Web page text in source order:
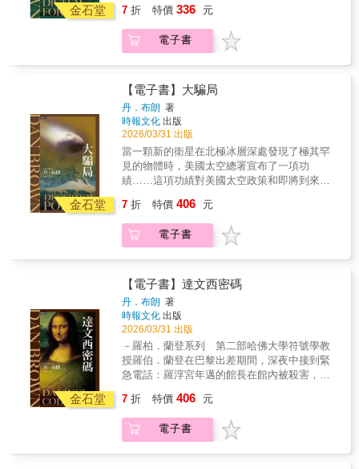
巧，讓我一路迫不及待地讀下去。我非常喜歡
它。」《黑暗元素》三部曲作者，菲利普．普
曼（Philip Pullman）「多麼美味又令人著迷的
文學懸疑小說！節奏緊湊、文字精煉，讓人一
者，拉琳．波爾（Laline Paull）
成就，是在這些被無解的暴力犯罪影響人生的
懸疑性十足又充滿可讀性的旅程。」──《洛杉
磯時報》「每則短篇都值得獨立欣賞，集合起
來更交織呈現出邪惡暴行觸及每個人的生命之
後長遠且往往意想不到的效應。」──《書單》
「即便深具娛樂性，麥克法蘭的小說仍持續提
醒讀者，真實犯罪故事帶來的快感背後存在著
實際的死亡與痛苦。引人入勝又嚴肅深刻，這
位小說大師值得更多讚賞肯定。」──《柯克斯
書評》「氣氛詭譎、洞見深刻……麥克法蘭優
美地呈現了罪案報導如何扭曲她筆下角色的關
係，或是讓他們陷入狂熱執迷。這部作品深思
了暴力犯罪對社會的遺留影響。」──《出版人
週刊》
的演講。凱薩琳即將出版的新書內容，是關於
現即將撼動千百年來的傳統認知。而兩人在布
拉格也展開了一段浪漫戀情。 此時，出現了一
名殘暴的凶手，在布拉格引發一陣騷動，凱薩
羅柏．蘭登為了找回心愛的女子，遊走布拉格
各個地點，遭受某個權勢驚人的組織無情地追
捕，展開了驚險的致命追逐&hellip;&hellip;一個
令人膽寒的殺手，從這座城市的古老神話中浮
現&hellip;&hellip; 隨著追逐行動的展開，羅
柏．蘭登的足跡從布拉格來到倫敦與紐約，並
且落入了未來科學與歷史傳說所交織而成的雙
重迷宮，最終揭開了一項祕密計畫所隱藏的撼
人真相，而這個真相即將永遠改變世人對於人
類心智的認知。 丹．布朗以國際出版現象級作
已翻譯成 56 種語言在全球發行，總印量突破兩
億五千萬冊。
金石堂
者深入地球上最強大的情報機構「美國國家安
全局」，這個極度機密、耗資數十億美元創建
的機構，此前，只有不到3%的美國人知道這個
到一段無法破解的神祕密碼時，國安局召來了
密碼專家蘇珊．弗萊徹，她是一位才華橫溢、
美貌動人的數學家，而她所發現的真相震驚了
整個權力中心。而國安局被挾持了……但不是
被槍砲或炸彈挾持，而是被一段極其精妙複雜
的密碼挾持，一旦被攻破，將徹底癱瘓美國的
情報機構。祕密與謊言交織而成的風暴日益激
烈，弗萊徹竭力拯救她所信賴的機構。四面楚
歌的她，不只要為國家而戰，更要為自己的性
情驚人地逆轉，令國安局疲於奔命，試圖避免
這場美國史上最嚴重的情報災難。劇情節奏緊
湊、扣人心弦。從權力中心的地下走廊，到東
京的摩天大樓，再到西班牙巍峨的教堂，一場
殊死之戰就此展開。這場生死存亡之戰，關鍵
在於摧毀一個不可思議而又堅不可摧的密碼編
寫程式，而這個程式威脅著即將永遠徹底地摧
毀權力平衡。
7 折 特價 336 元
電子書
金石堂
【電子書】大騙局
丹．布朗 著
時報文化 出版
2026/03/31 出版
當一顆新的衛星在北極冰層深處發現了極其罕
見的物體時，美國太空總署宣布了一項功
績……這項功績對美國太空政策和即將到來的
危之際，他派遣白宮情報分析員瑞秋．謝克斯
頓前往米爾恩冰棚，以便核實這項發現的真實
性。瑞秋與極具魅力的學者麥克．陶倫德一同
但瑞秋還來不及聯絡總統，她和麥克即遭到特
遣隊的致命攻擊，這是一組由神祕幕後操縱者
所控制的私人刺殺團隊，為了掩蓋真相，不惜
一切代價。他們在荒涼而險峻的環境中逃亡，
唯一的生存希望便是找出幕後黑手。他們將會
發現，而真相才是最令人震驚的騙局……丹．
布朗帶領讀者從高度機密的國家偵察局一路來
到巍峨的北極冰棚，最終又回到白宮的權力中
心。丹．布朗的《天使與魔鬼》巧妙地融合了
樣充滿懸念，一切並非如表面看起來那樣簡
單，每個轉折都令人震驚，堪稱驚心動魄之佳
作。
7 折 特價 406 元
電子書
金石堂
【電子書】達文西密碼
丹．布朗 著
時報文化 出版
2026/03/31 出版
－羅柏．蘭登系列 第二部哈佛大學符號學教
授羅伯．蘭登在巴黎出差期間，深夜中接到緊
急電話：羅浮宮年邁的館長在館內被殺害，警
登破解了這個謎題後，震驚地發現這個謎題指
向了一系列隱藏在達文西作品中的線索……這
些線索顯而易見，卻又被達文西巧妙地隱藏起
7 折 特價 406 元
電子書